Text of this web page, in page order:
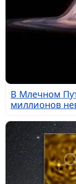
В Млечном
миллионов